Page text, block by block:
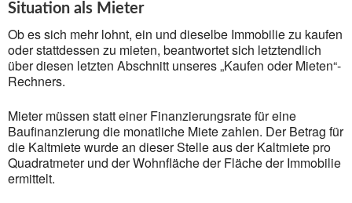
Situation als Mieter
Ob es sich mehr lohnt, ein und dieselbe Immobilie zu kaufen
oder stattdessen zu mieten, beantwortet sich letztendlich
über diesen letzten Abschnitt unseres „Kaufen oder Mieten“-
Rechners.
Mieter müssen statt einer Finanzierungsrate für eine
Baufinanzierung die monatliche Miete zahlen. Der Betrag für
die Kaltmiete wurde an dieser Stelle aus der Kaltmiete pro
Quadratmeter und der Wohnfläche der Fläche der Immobilie
ermittelt.